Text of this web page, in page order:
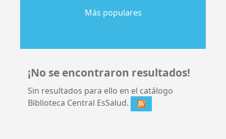
Más populares
¡No se encontraron resultados!
Sin resultados para ello en el catálogo
Biblioteca Central EsSalud.